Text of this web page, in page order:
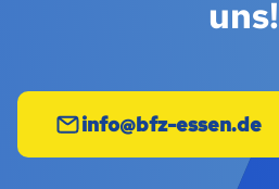
uns!
info@bfz-essen.de